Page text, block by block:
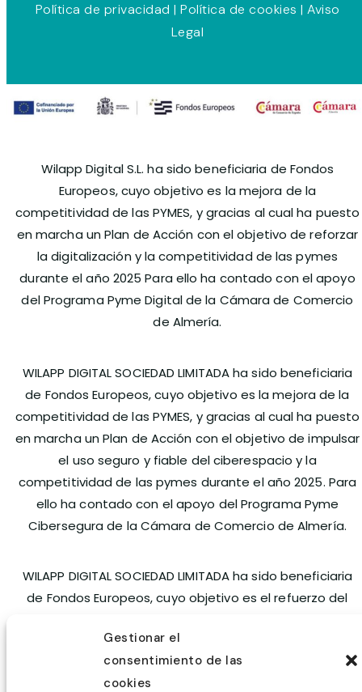
Gestionar el
consentimiento de las
cookies
Política de privacidad | Política de cookies | Aviso
Legal
Wilapp Digital S.L. ha sido beneficiaria de Fondos
Europeos, cuyo objetivo es la mejora de la
competitividad de las PYMES, y gracias al cual ha puesto
en marcha un Plan de Acción con el objetivo de reforzar
la digitalización y la competitividad de las pymes
durante el año 2025 Para ello ha contado con el apoyo
del Programa Pyme Digital de la Cámara de Comercio
de Almería.
WILAPP DIGITAL SOCIEDAD LIMITADA ha sido beneficiaria
de Fondos Europeos, cuyo objetivo es la mejora de la
competitividad de las PYMES, y gracias al cual ha puesto
en marcha un Plan de Acción con el objetivo de impulsar
el uso seguro y fiable del ciberespacio y la
competitividad de las pymes durante el año 2025. Para
ello ha contado con el apoyo del Programa Pyme
Cibersegura de la Cámara de Comercio de Almería.
WILAPP DIGITAL SOCIEDAD LIMITADA ha sido beneficiaria
de Fondos Europeos, cuyo objetivo es el refuerzo del
y gracias al cual ha puesto en marcha un Plan de Acción
con el objetivo de mejorar su competitividad mediante
la transformación digital, la promoción online y el